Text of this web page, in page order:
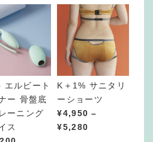
エルビート
ー 骨盤底
ーニング
ス
K＋1% サニタリ
ーショーツ
¥4,950 –
¥5,280